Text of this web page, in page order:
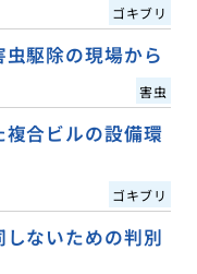
ゴキブリ
駆除の現場から
害虫
合ビルの設備環
ゴキブリ
ないための判別